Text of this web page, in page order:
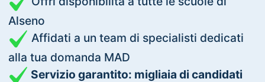
Alseno
Affidati a un team di specialisti dedicati
alla tua domanda MAD
Servizio garantito: migliaia di candidati